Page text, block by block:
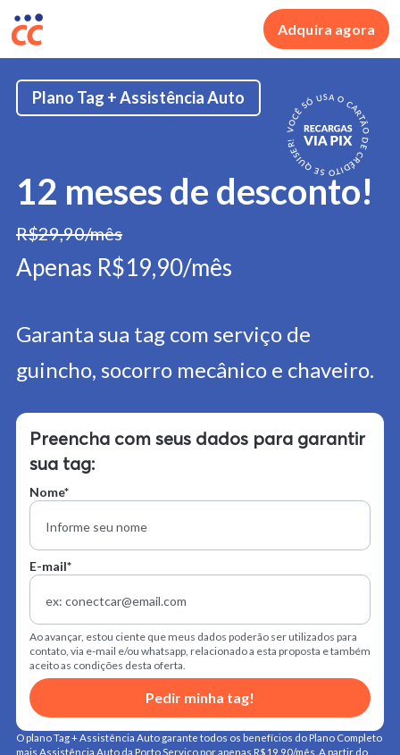
Adquira agora
Plano Tag + Assistência Auto
12 meses de desconto!
R$29,90/mês
Apenas R$19,90/mês
Garanta sua tag com serviço de
guincho, socorro mecânico e chaveiro.
Preencha com seus dados para garantir
sua tag:
Nome*
E-mail*
Ao avançar, estou ciente que meus dados poderão ser utilizados para
contato, via e-mail e/ou whatsapp, relacionado a esta proposta e também
aceito as condições desta oferta.
Pedir minha tag!
O plano Tag + Assistência Auto garante todos os benefícios doPlano Completo
mais Assistência Auto da Porto Serviço por apenas R$19,90/mês. A partir do